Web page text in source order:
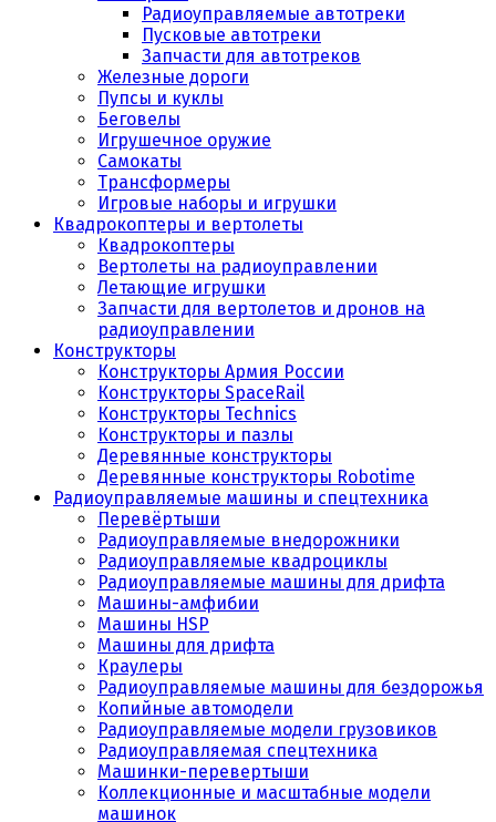
Радиоуправляемые автотреки
Пусковые автотреки
Запчасти для автотреков
Железные дороги
Пупсы и куклы
Беговелы
Игрушечное оружие
Самокаты
Трансформеры
Игровые наборы и игрушки
Квадрокоптеры и вертолеты
Квадрокоптеры
Вертолеты на радиоуправлении
Летающие игрушки
Запчасти для вертолетов и дронов на
радиоуправлении
Конструкторы
Конструкторы Армия России
Конструкторы SpaceRail
Конструкторы Technics
Конструкторы и пазлы
Деревянные конструкторы
Деревянные конструкторы Robotime
Радиоуправляемые машины и спецтехника
Перевёртыши
Радиоуправляемые внедорожники
Радиоуправляемые квадроциклы
Радиоуправляемые машины для дрифта
Машины-амфибии
Машины HSP
Машины для дрифта
Краулеры
Радиоуправляемые машины для бездорожья
Копийные автомодели
Радиоуправляемые модели грузовиков
Радиоуправляемая спецтехника
Машинки-перевертыши
Коллекционные и масштабные модели
машинок